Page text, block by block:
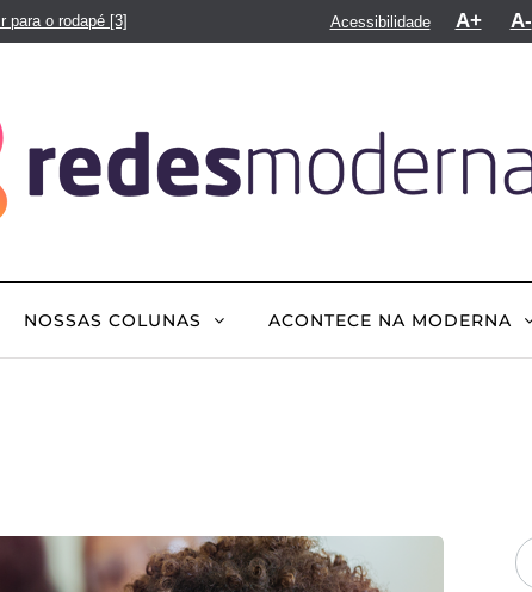
Ir para o rodapé [3] Acessibilidade A+ A-
NOSSAS COLUNAS ACONTECE NA MODERNA